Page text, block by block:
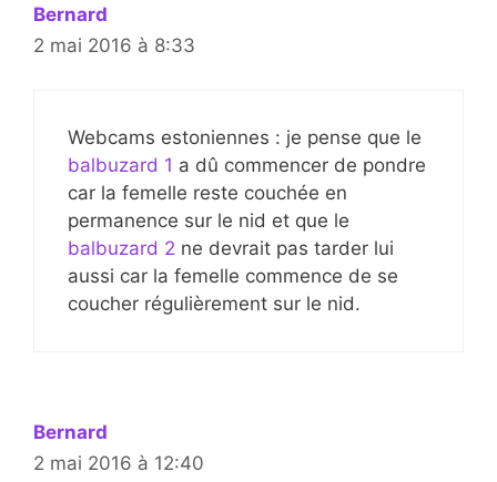
Bernard
2 mai 2016 à 8:33
Webcams estoniennes : je pense que le
balbuzard 1 a dû commencer de pondre
car la femelle reste couchée en
permanence sur le nid et que le
balbuzard 2 ne devrait pas tarder lui
aussi car la femelle commence de se
coucher régulièrement sur le nid.
Bernard
2 mai 2016 à 12:40